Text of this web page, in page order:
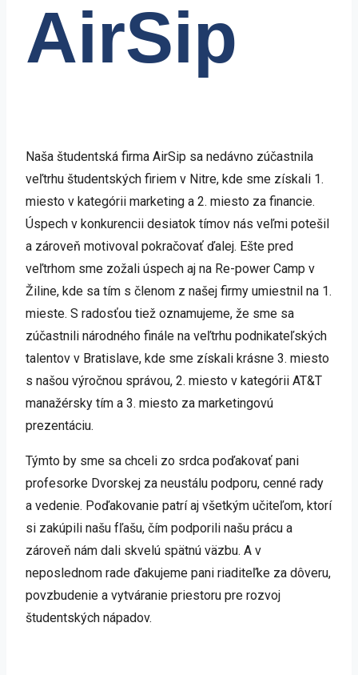
AirSip
Naša študentská firma AirSip sa nedávno zúčastnila
veľtrhu študentských firiem v Nitre, kde sme získali 1.
miesto v kategórii marketing a 2. miesto za financie.
Úspech v konkurencii desiatok tímov nás veľmi potešil
a zároveň motivoval pokračovať ďalej. Ešte pred
veľtrhom sme zožali úspech aj na Re-power Camp v
Žiline, kde sa tím s členom z našej firmy umiestnil na 1.
mieste. S radosťou tiež oznamujeme, že sme sa
zúčastnili národného finále na veľtrhu podnikateľských
talentov v Bratislave, kde sme získali krásne 3. miesto
s našou výročnou správou, 2. miesto v kategórii AT&T
manažérsky tím a 3. miesto za marketingovú
prezentáciu.
Týmto by sme sa chceli zo srdca poďakovať pani
profesorke Dvorskej za neustálu podporu, cenné rady
a vedenie. Poďakovanie patrí aj všetkým učiteľom, ktorí
si zakúpili našu fľašu, čím podporili našu prácu a
zároveň nám dali skvelú spätnú väzbu. A v
neposlednom rade ďakujeme pani riaditeľke za dôveru,
povzbudenie a vytváranie priestoru pre rozvoj
študentských nápadov.